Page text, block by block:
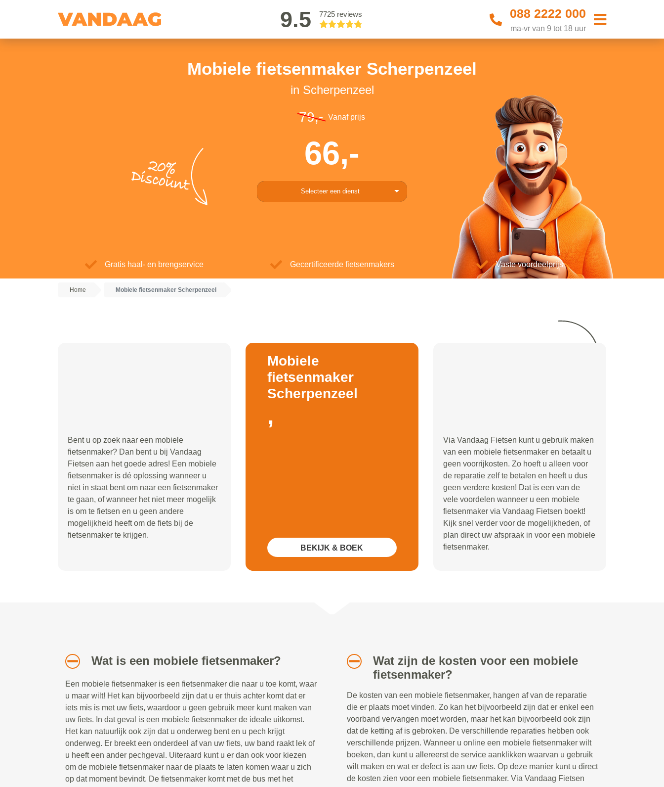
9.5 7725 reviews 088 2222 000
ma-vr van 9 tot 18 uur
Mobiele fietsenmaker Scherpenzeel
in Scherpenzeel
20%
Discount
79,- Vanaf prijs
66,-
Selecteer een dienst
Gratis haal- en brengservice Gecertificeerde fietsenmakers Vaste voordeelprijs
Home Mobiele fietsenmaker Scherpenzeel
Bent u op zoek naar een mobiele
fietsenmaker? Dan bent u bij Vandaag
Fietsen aan het goede adres! Een mobiele
fietsenmaker is dé oplossing wanneer u
niet in staat bent om naar een fietsenmaker
te gaan, of wanneer het niet meer mogelijk
is om te fietsen en u geen andere
mogelijkheid heeft om de fiets bij de
fietsenmaker te krijgen.
Mobiele
fietsenmaker
Scherpenzeel
,
BEKIJK & BOEK
Via Vandaag Fietsen kunt u gebruik maken
van een mobiele fietsenmaker en betaalt u
geen voorrijkosten. Zo hoeft u alleen voor
de reparatie zelf te betalen en heeft u dus
geen verdere kosten! Dat is een van de
vele voordelen wanneer u een mobiele
fietsenmaker via Vandaag Fietsen boekt!
Kijk snel verder voor de mogelijkheden, of
plan direct uw afspraak in voor een mobiele
fietsenmaker.
Wat is een mobiele fietsenmaker?
Een mobiele fietsenmaker is een fietsenmaker die naar u toe komt, waar
u maar wilt! Het kan bijvoorbeeld zijn dat u er thuis achter komt dat er
iets mis is met uw fiets, waardoor u geen gebruik meer kunt maken van
uw fiets. In dat geval is een mobiele fietsenmaker de ideale uitkomst.
Het kan natuurlijk ook zijn dat u onderweg bent en u pech krijgt
onderweg. Er breekt een onderdeel af van uw fiets, uw band raakt lek of
u heeft een ander pechgeval. Uiteraard kunt u er dan ook voor kiezen
om de mobiele fietsenmaker naar de plaats te laten komen waar u zich
op dat moment bevindt. De fietsenmaker komt met de bus met het
Wat zijn de kosten voor een mobiele
fietsenmaker?
De kosten van een mobiele fietsenmaker, hangen af van de reparatie
die er plaats moet vinden. Zo kan het bijvoorbeeld zijn dat er enkel een
voorband vervangen moet worden, maar het kan bijvoorbeeld ook zijn
dat de ketting af is gebroken. De verschillende reparaties hebben ook
verschillende prijzen. Wanneer u online een mobiele fietsenmaker wilt
boeken, dan kunt u allereerst de service aanklikken waarvan u gebruik
wilt maken en wat er defect is aan uw fiets. Op deze manier kunt u direct
de kosten zien voor een mobiele fietsenmaker. Via Vandaag Fietsen